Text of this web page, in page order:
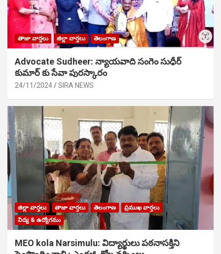
తాజా వార్తలు జిల్లా వార్తలు తెలంగాణ
Advocate Sudheer: న్యాయవాది సంగెం సుధీర్
కుమార్ కు సేవా పురస్కారం
24/11/2024 SIRA NEWS
జిల్లా వార్తలు తాజా వార్తలు తెలంగాణ
ప్రముఖ వార్తలు
విద్య & ఉద్యోగము
MEO kola Narsimulu: విద్యార్థులు పఠ‌నాసక్తిని